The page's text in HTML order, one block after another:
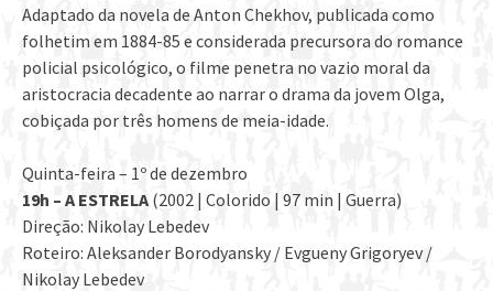
Adaptado da novela de Anton Chekhov, publicada como
folhetim em 1884-85 e considerada precursora do romance
policial psicológico, o filme penetra no vazio moral da
aristocracia decadente ao narrar o drama da jovem Olga,
cobiçada por três homens de meia-idade.
Quinta-feira – 1º de dezembro
19h – A ESTRELA (2002 | Colorido | 97 min | Guerra)
Direção: Nikolay Lebedev
Roteiro: Aleksander Borodyansky / Evgueny Grigoryev /
Nikolay Lebedev